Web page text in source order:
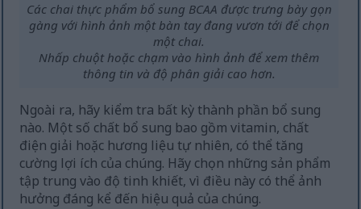
Các chai thực phẩm bổ sung BCAA được trưng bày gọn
gàng với hình ảnh một bàn tay đang vươn tới để chọn
một chai.
Nhấp chuột hoặc chạm vào hình ảnh để xem thêm
thông tin và độ phân giải cao hơn.
Ngoài ra, hãy kiểm tra bất kỳ thành phần bổ sung
nào. Một số chất bổ sung bao gồm vitamin, chất
điện giải hoặc hương liệu tự nhiên, có thể tăng
cường lợi ích của chúng. Hãy chọn những sản phẩm
tập trung vào độ tinh khiết, vì điều này có thể ảnh
hưởng đáng kể đến hiệu quả của chúng.